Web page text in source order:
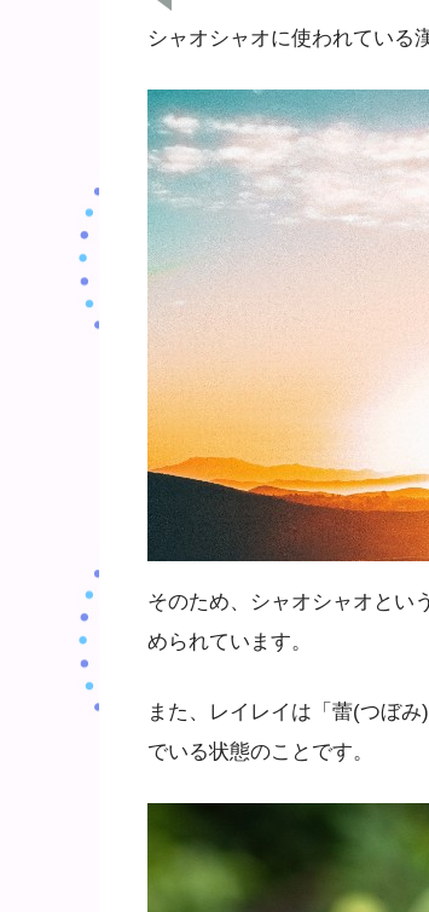
シャオシャオに使われている
そのため、シャオシャオとい
められています。
また、レイレイは「蕾(つぼ
でいる状態のことです。